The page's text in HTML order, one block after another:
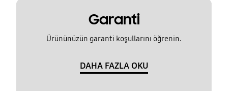
Garanti
Ürününüzün garanti koşullarını öğrenin.
DAHA FAZLA OKU